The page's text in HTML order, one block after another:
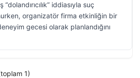
iddiasıyla suç
organizatör firma etkinliğin bir
gecesi olarak planlandığını
1)